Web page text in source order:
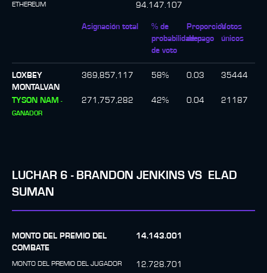
ETHEREUM 94.147.107
Asignación total
% de
probabilidades
de voto
Proporción
de pago
Votos
únicos
LOXBEY
MONTALVAN
369,857,117 58% 0.03 35444
TYSON NAM -
GANADOR
271,757,282 42% 0.04 21187
LUCHAR 6 - BRANDON JENKINS VS
ELAD
SUMAN
MONTO DEL PREMIO DEL
COMBATE
14.143.001
MONTO DEL PREMIO DEL JUGADOR 12.728.701